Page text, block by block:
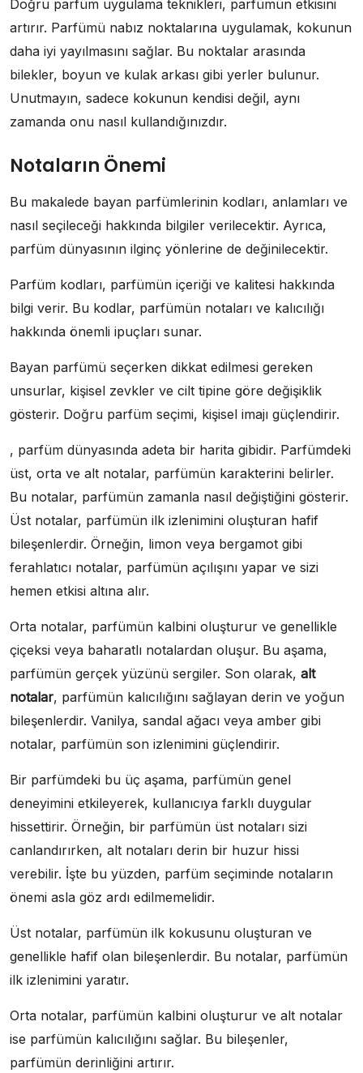
Doğru parfüm uygulama teknikleri, parfümün etkisini
artırır. Parfümü nabız noktalarına uygulamak, kokunun
daha iyi yayılmasını sağlar. Bu noktalar arasında
bilekler, boyun ve kulak arkası gibi yerler bulunur.
Unutmayın, sadece kokunun kendisi değil, aynı
zamanda onu nasıl kullandığınızdır.
Notaların Önemi
Bu makalede bayan parfümlerinin kodları, anlamları ve
nasıl seçileceği hakkında bilgiler verilecektir. Ayrıca,
parfüm dünyasının ilginç yönlerine de değinilecektir.
Parfüm kodları, parfümün içeriği ve kalitesi hakkında
bilgi verir. Bu kodlar, parfümün notaları ve kalıcılığı
hakkında önemli ipuçları sunar.
Bayan parfümü seçerken dikkat edilmesi gereken
unsurlar, kişisel zevkler ve cilt tipine göre değişiklik
gösterir. Doğru parfüm seçimi, kişisel imajı güçlendirir.
, parfüm dünyasında adeta bir harita gibidir. Parfümdeki
üst, orta ve alt notalar, parfümün karakterini belirler.
Bu notalar, parfümün zamanla nasıl değiştiğini gösterir.
Üst notalar, parfümün ilk izlenimini oluşturan hafif
bileşenlerdir. Örneğin, limon veya bergamot gibi
ferahlatıcı notalar, parfümün açılışını yapar ve sizi
hemen etkisi altına alır.
Orta notalar, parfümün kalbini oluşturur ve genellikle
çiçeksi veya baharatlı notalardan oluşur. Bu aşama,
parfümün gerçek yüzünü sergiler. Son olarak, alt
notalar, parfümün kalıcılığını sağlayan derin ve yoğun
bileşenlerdir. Vanilya, sandal ağacı veya amber gibi
notalar, parfümün son izlenimini güçlendirir.
Bir parfümdeki bu üç aşama, parfümün genel
deneyimini etkileyerek, kullanıcıya farklı duygular
hissettirir. Örneğin, bir parfümün üst notaları sizi
canlandırırken, alt notaları derin bir huzur hissi
verebilir. İşte bu yüzden, parfüm seçiminde notaların
önemi asla göz ardı edilmemelidir.
Üst notalar, parfümün ilk kokusunu oluşturan ve
genellikle hafif olan bileşenlerdir. Bu notalar, parfümün
ilk izlenimini yaratır.
Orta notalar, parfümün kalbini oluşturur ve alt notalar
ise parfümün kalıcılığını sağlar. Bu bileşenler,
parfümün derinliğini artırır.